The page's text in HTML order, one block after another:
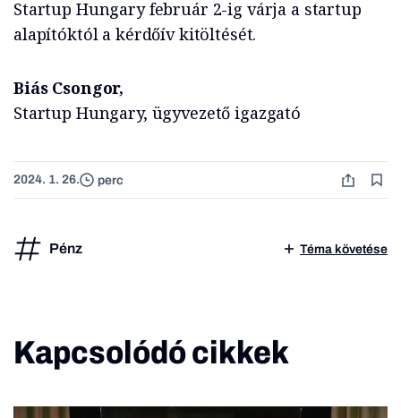
Startup Hungary február 2-ig várja a startup
alapítóktól a kérdőív kitöltését.
Biás Csongor,
Startup Hungary, ügyvezető igazgató
2024. 1. 26. perc
Pénz Téma követése
Kapcsolódó cikkek